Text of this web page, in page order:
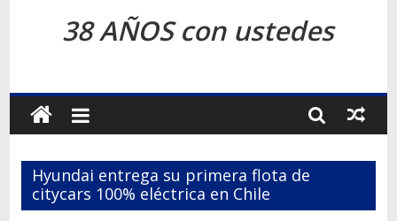
Revista
Transporte
Terrestre
Autos,
camiones,
motos,
38 AÑOS con ustedes
Hyundai entrega su primera flota de
citycars 100% eléctrica en Chile